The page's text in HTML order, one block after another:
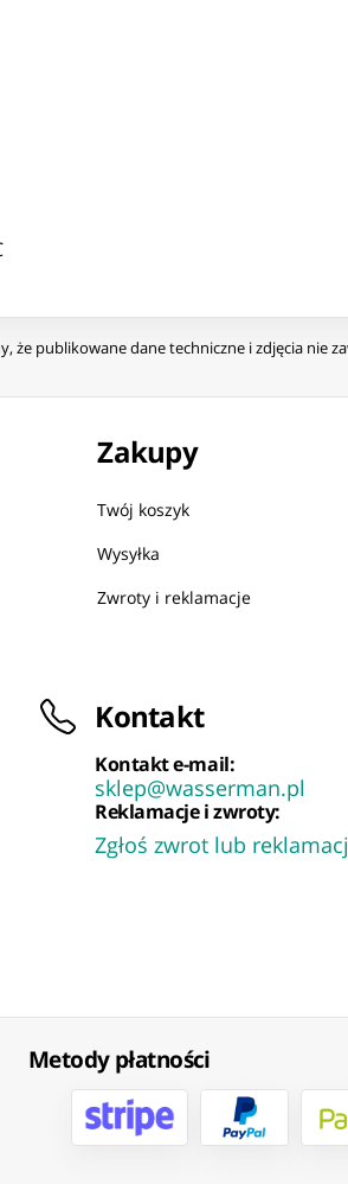
że publikowane dane techniczne i zdjęcia nie
Zakupy
Twój koszyk
Wysyłka
Zwroty i reklamacje
Kontakt
Kontakt e-mail:
sklep@wasserman.pl
Reklamacje i zwroty:
Zgłoś zwrot lub
Metody płatności